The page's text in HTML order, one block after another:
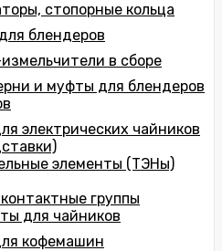
стопорные кольца
блендеров
в сборе
и муфты для блендеров
электрических чайников
элементы (ТЭНы)
группы
для чайников
кофемашин